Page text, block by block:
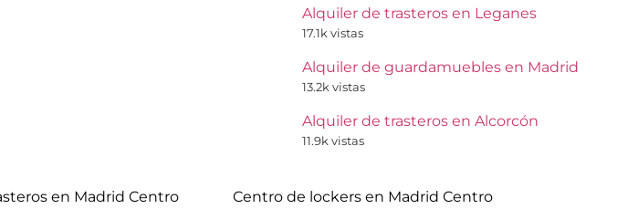
Alquiler de trasteros en Leganes
17.1k vistas
Alquiler de guardamuebles en Madrid
13.2k vistas
Alquiler de trasteros en Alcorcón
11.9k vistas
en Madrid Centro Centro de lockers en Madrid Centro